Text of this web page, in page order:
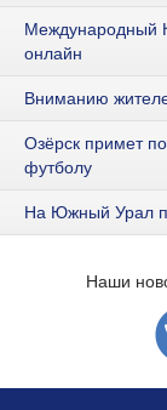
Международный
онлайн
Вниманию
Озёрск примет
футболу
На Южный Урал
Наши